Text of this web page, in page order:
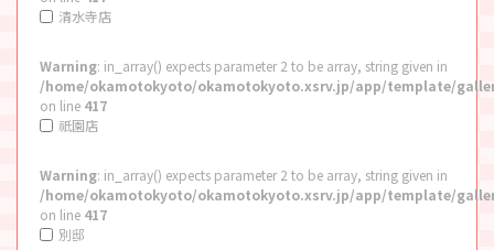
清水寺店
Warning: in_array() expects parameter 2 to be array, string given in
/home/okamotokyoto/okamotokyoto.xsrv.jp/app/template/
on line 417
祇園店
Warning: in_array() expects parameter 2 to be array, string given in
/home/okamotokyoto/okamotokyoto.xsrv.jp/app/template/
on line 417
別邸